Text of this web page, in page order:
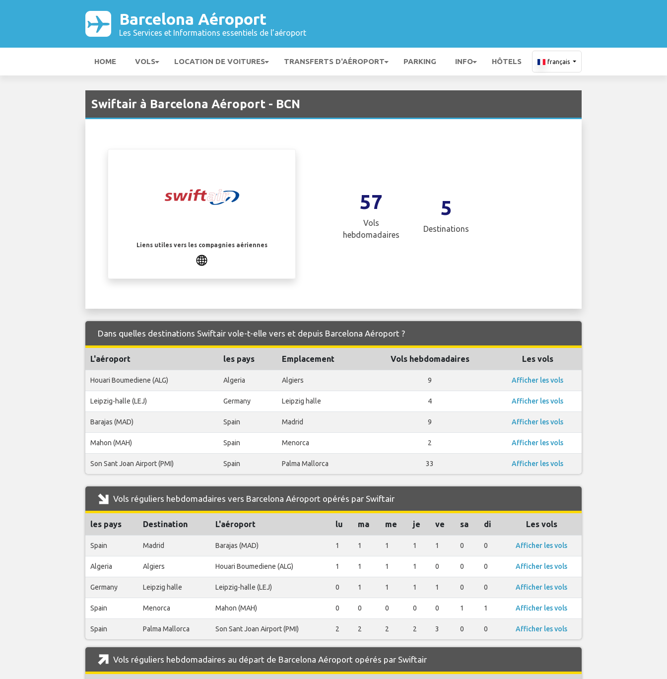
Barcelona Aéroport
Les Services et Informations essentiels de l’aéroport
HOME VOLS LOCATION DE VOITURES TRANSFERTS D'AÉROPORT PARKING INFO HÔTELS français
Swiftair à Barcelona Aéroport - BCN
Liens utiles vers les compagnies aériennes
57
Vols
hebdomadaires
5
Destinations
Dans quelles destinations Swiftair vole-t-elle vers et depuis Barcelona Aéroport ?
L'aéroport les pays Emplacement Vols hebdomadaires Les vols
Houari Boumediene (ALG) Algeria Algiers 9 Afficher les vols
Leipzig-halle (LEJ) Germany Leipzig halle 4 Afficher les vols
Barajas (MAD) Spain Madrid 9 Afficher les vols
Mahon (MAH) Spain Menorca 2 Afficher les vols
Son Sant Joan Airport (PMI) Spain Palma Mallorca 33 Afficher les vols
Vols réguliers hebdomadaires vers Barcelona Aéroport opérés par Swiftair
les pays Destination L'aéroport lu ma me je ve sa di Les vols
Spain Madrid Barajas (MAD) 1 1 1 1 1 0 0 Afficher les vols
Algeria Algiers Houari Boumediene (ALG) 1 1 1 1 0 0 0 Afficher les vols
Germany Leipzig halle Leipzig-halle (LEJ) 0 1 1 1 1 0 0 Afficher les vols
Spain Menorca Mahon (MAH) 0 0 0 0 0 1 1 Afficher les vols
Spain Palma Mallorca Son Sant Joan Airport (PMI) 2 2 2 2 3 0 0 Afficher les vols
Vols réguliers hebdomadaires au départ de Barcelona Aéroport opérés par Swiftair